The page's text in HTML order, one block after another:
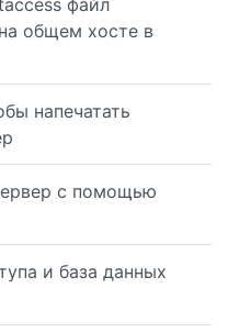
файл
общем хосте в
напечатать
с помощью
и база данных